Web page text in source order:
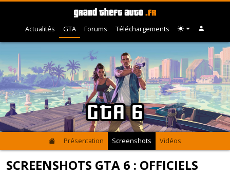
Actualités GTA Forums Téléchargements
GTA 6
Présentation Screenshots Vidéos
SCREENSHOTS GTA 6 : OFFICIELS